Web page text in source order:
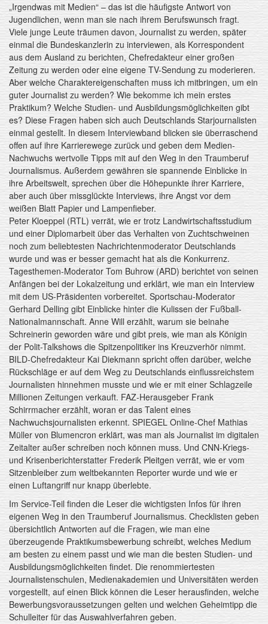
„Irgendwas mit Medien“ – das ist die häufigste Antwort von
Jugendlichen, wenn man sie nach ihrem Berufswunsch fragt.
Viele junge Leute träumen davon, Journalist zu werden, später
einmal die Bundeskanzlerin zu interviewen, als Korrespondent
aus dem Ausland zu berichten, Chefredakteur einer großen
Zeitung zu werden oder eine eigene TV-Sendung zu moderieren.
Aber welche Charaktereigenschaften muss ich mitbringen, um ein
guter Journalist zu werden? Wie bekomme ich mein erstes
Praktikum? Welche Studien- und Ausbildungsmöglichkeiten gibt
es? Diese Fragen haben sich auch Deutschlands Starjournalisten
einmal gestellt. In diesem Interviewband blicken sie überraschend
offen auf ihre Karrierewege zurück und geben dem Medien-
Nachwuchs wertvolle Tipps mit auf den Weg in den Traumberuf
Journalismus. Außerdem gewähren sie spannende Einblicke in
ihre Arbeitswelt, sprechen über die Höhepunkte ihrer Karriere,
aber auch über missglückte Interviews, ihre Angst vor dem
weißen Blatt Papier und Lampenfieber.
Peter Kloeppel (RTL) verrät, wie er trotz Landwirtschaftsstudium
und einer Diplomarbeit über das Verhalten von Zuchtschweinen
noch zum beliebtesten Nachrichtenmoderator Deutschlands
wurde und was er besser gemacht hat als die Konkurrenz.
Tagesthemen-Moderator Tom Buhrow (ARD) berichtet von seinen
Anfängen bei der Lokalzeitung und erklärt, wie man ein Interview
mit dem US-Präsidenten vorbereitet. Sportschau-Moderator
Gerhard Delling gibt Einblicke hinter die Kulissen der Fußball-
Nationalmannschaft. Anne Will erzählt, warum sie beinahe
Schreinerin geworden wäre und gibt preis, wie man als Königin
der Polit-Talkshows die Spitzenpolitiker ins Kreuzverhör nimmt.
BILD-Chefredakteur Kai Diekmann spricht offen darüber, welche
Rückschläge er auf dem Weg zu Deutschlands einflussreichstem
Journalisten hinnehmen musste und wie er mit einer Schlagzeile
Millionen Zeitungen verkauft. FAZ-Herausgeber Frank
Schirrmacher erzählt, woran er das Talent eines
Nachwuchsjournalisten erkennt. SPIEGEL Online-Chef Mathias
Müller von Blumencron erklärt, was man als Journalist im digitalen
Zeitalter außer schreiben noch können muss. Und CNN-Kriegs-
und Krisenberichterstatter Frederik Pleitgen verrät, wie er vom
Sitzenbleiber zum weltbekannten Reporter wurde und wie er
einen Luftangriff nur knapp überlebte.
Im Service-Teil finden die Leser die wichtigsten Infos für ihren
eigenen Weg in den Traumberuf Journalismus. Checklisten geben
übersichtlich Antworten auf die Fragen, wie man eine
überzeugende Praktikumsbewerbung schreibt, welches Medium
am besten zu einem passt und wie man die besten Studien- und
Ausbildungsmöglichkeiten findet. Die renommiertesten
Journalistenschulen, Medienakademien und Universitäten werden
vorgestellt, auf einen Blick können die Leser herausfinden, welche
Bewerbungsvoraussetzungen gelten und welchen Geheimtipp die
Schulleiter für das Auswahlverfahren geben.